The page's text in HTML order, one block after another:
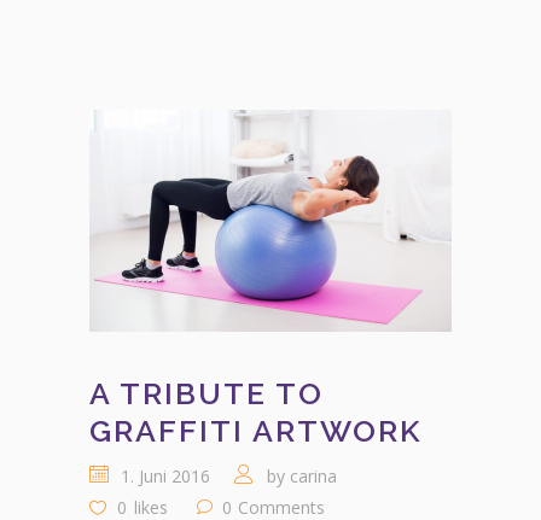
A TRIBUTE TO
GRAFFITI ARTWORK
1. Juni 2016 by carina
0 likes 0 Comments